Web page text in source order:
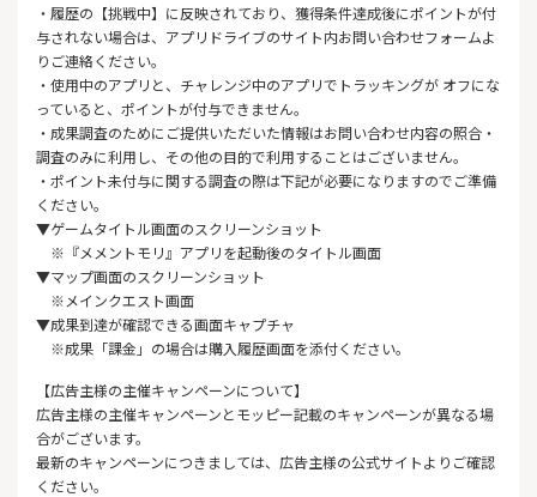
・履歴の【挑戦中】に反映されており、獲得条件達成後にポイントが付
与されない場合は、アプリドライブのサイト内お問い合わせフォームよ
りご連絡ください。
・使用中のアプリと、チャレンジ中のアプリでトラッキングが オフにな
っていると、ポイントが付与できません。
・成果調査のためにご提供いただいた情報はお問い合わせ内容の照合・
調査のみに利用し、その他の目的で利用することはございません。
・ポイント未付与に関する調査の際は下記が必要になりますのでご準備
ください。
▼ゲームタイトル画面のスクリーンショット
※『メメントモリ』アプリを起動後のタイトル画面
▼マップ画面のスクリーンショット
※メインクエスト画面
▼成果到達が確認できる画面キャプチャ
※成果「課金」の場合は購入履歴画面を添付ください。
【広告主様の主催キャンペーンについて】
広告主様の主催キャンペーンとモッピー記載のキャンペーンが異なる場
合がございます。
最新のキャンペーンにつきましては、広告主様の公式サイトよりご確認
ください。